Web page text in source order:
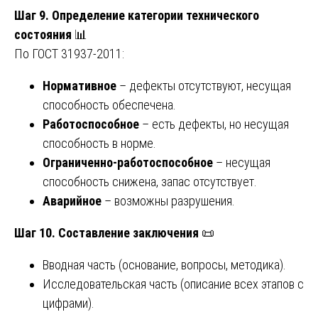
Шаг 9. Определение категории технического
состояния 📊
По ГОСТ 31937-2011:
Нормативное – дефекты отсутствуют, несущая
способность обеспечена.
Работоспособное – есть дефекты, но несущая
способность в норме.
Ограниченно-работоспособное – несущая
способность снижена, запас отсутствует.
Аварийное – возможны разрушения.
Шаг 10. Составление заключения 📜
Вводная часть (основание, вопросы, методика).
Исследовательская часть (описание всех этапов с
цифрами).